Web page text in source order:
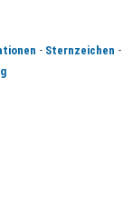
- Sternzeichen -